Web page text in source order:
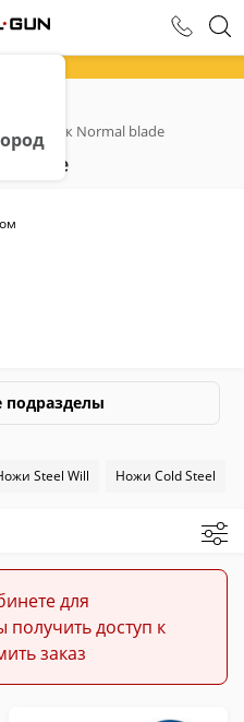
Клинок Normal blade
blade
подразделы
Steel Will Ножи Cold Steel
для
доступ к
заказ